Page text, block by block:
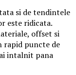
si de tendintele
este ridicata.
offset si
rapid puncte de
intalnit pana